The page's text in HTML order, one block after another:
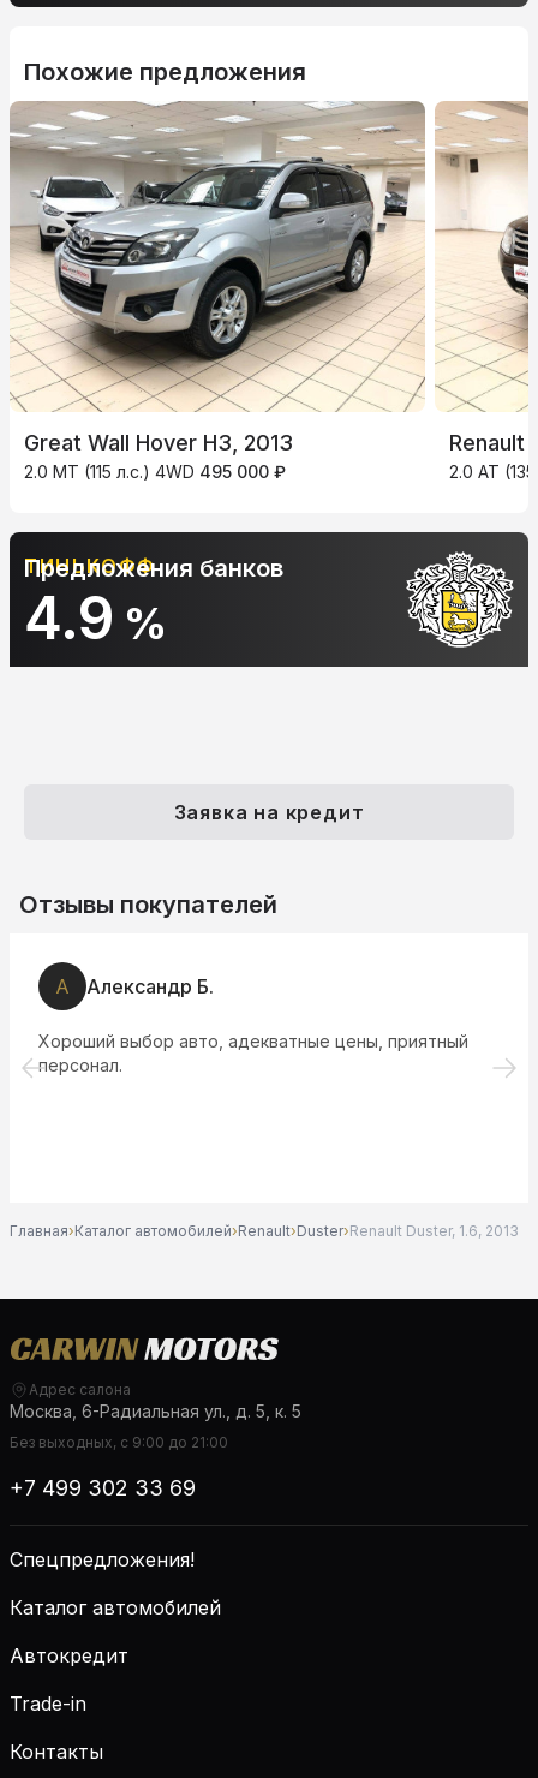
Похожие предложения
Great Wall Hover H3, 2013
2.0 MT (115 л.с.) 4WD 495 000 ₽
Renault
2.0 AT
ТИНЬКОФФ
4.9 %
Предложения банков
Заявка на кредит
Отзывы покупателей
А Александр Б.
Хороший выбор авто, адекватные цены, приятный
персонал.
Главная›Каталог автомобилей›Renault›Duster›Renault Duster, 1.6, 2013
Адрес салона
Москва, 6-Радиальная ул., д. 5, к. 5
Без выходных, с 9:00 до 21:00
+7 499 302 33 69
Спецпредложения!
Каталог автомобилей
Автокредит
Trade-in
Контакты